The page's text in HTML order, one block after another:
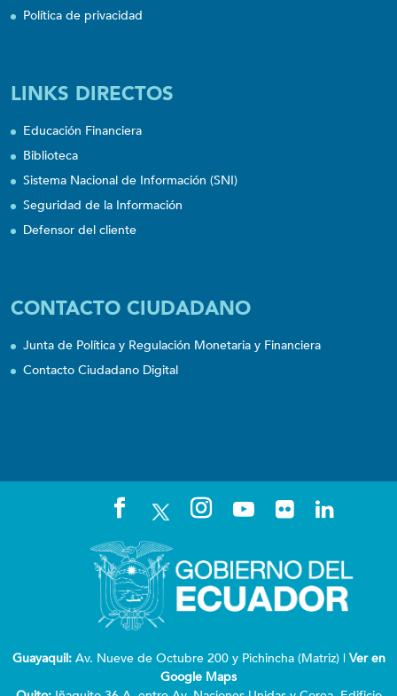
Política de privacidad
LINKS DIRECTOS
Educación Financiera
Biblioteca
Sistema Nacional de Información (SNI)
Seguridad de la Información
Defensor del cliente
CONTACTO CIUDADANO
Junta de Política y Regulación Monetaria y Financiera
Contacto Ciudadano Digital
Guayaquil:Av. Nueve de Octubre 200 y Pichincha (Matriz) | Ver en
Google Maps